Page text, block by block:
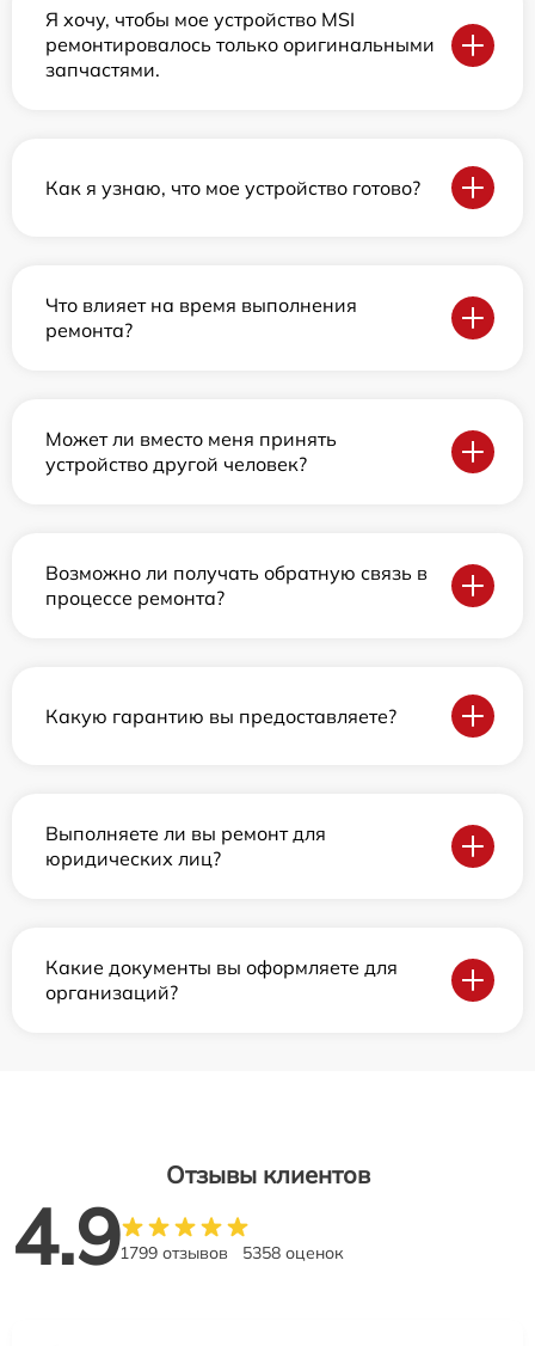
Я хочу, чтобы мое устройство MSI
ремонтировалось только оригинальными
запчастями.
Как я узнаю, что мое устройство готово?
Что влияет на время выполнения
ремонта?
Может ли вместо меня принять
устройство другой человек?
Возможно ли получать обратную связь в
процессе ремонта?
Какую гарантию вы предоставляете?
Выполняете ли вы ремонт для
юридических лиц?
Какие документы вы оформляете для
организаций?
Отзывы клиентов
4.91799 отзывов 5358 оценок